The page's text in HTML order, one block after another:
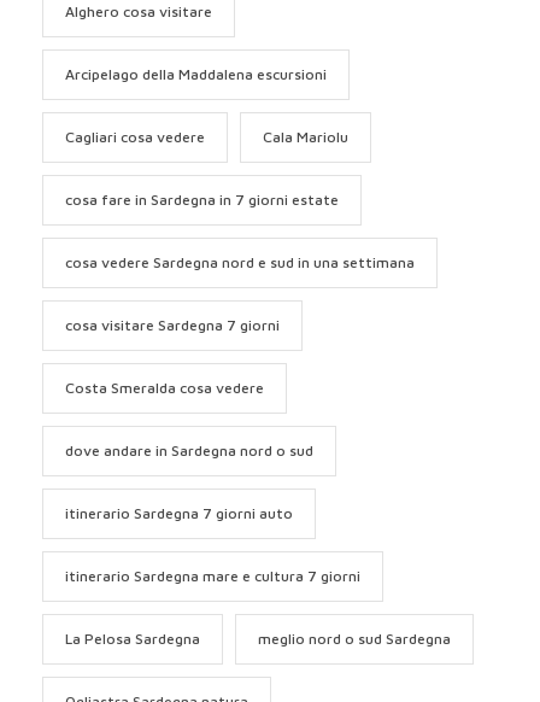
Alghero cosa visitare
Arcipelago della Maddalena escursioni
Cagliari cosa vedere Cala Mariolu
cosa fare in Sardegna in 7 giorni estate
cosa vedere Sardegna nord e sud in una settimana
cosa visitare Sardegna 7 giorni
Costa Smeralda cosa vedere
dove andare in Sardegna nord o sud
itinerario Sardegna 7 giorni auto
itinerario Sardegna mare e cultura 7 giorni
La Pelosa Sardegna meglio nord o sud Sardegna